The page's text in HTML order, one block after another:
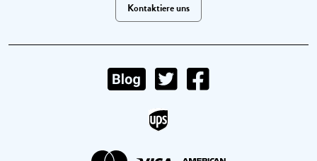
Kontaktiere uns